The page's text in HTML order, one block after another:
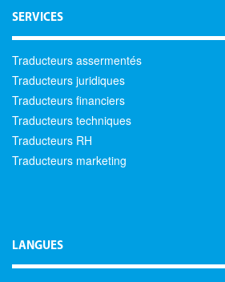
SERVICES
Traducteurs assermentés
Traducteurs juridiques
Traducteurs financiers
Traducteurs techniques
Traducteurs RH
Traducteurs marketing
LANGUES